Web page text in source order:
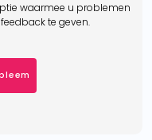
waarmee u problemen
te geven.